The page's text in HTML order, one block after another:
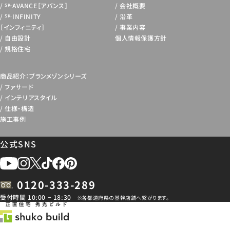
SK-AVANCE［アバンス］
SK-INFINITY
［インフィニティ］
自由設計
規格住宅
商品紹介：ブランメゾンシリーズ
ファサード
インテリアスタイル
仕様・構造
施工事例
会社概要
沿革
事業内容
個人情報保護方針
公式SNS
0120-333-289
受付時間 10:00 ~ 18:30 ※各都道府県の基幹店舗へ繋がります。